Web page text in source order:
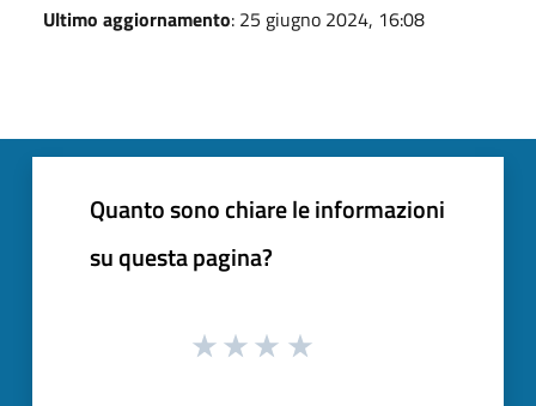
Ultimo aggiornamento: 25 giugno 2024, 16:08
Quanto sono chiare le informazioni
su questa pagina?